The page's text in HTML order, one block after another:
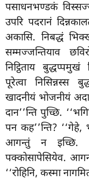
पसाधनभण्डकं
उपरि पदरानं
अकासि. निबद्धं
सम्मज्जन्तियाव
निट्ठिताय
पूरेत्वानिसिन्नस्स
खादनीयं भोजनीयं
दान’’न्ति पुच्छि.
पन कह’’न्ति? ‘‘गेहे,
आगन्तुं न इच्छि.
पक्कोसापेसियेव.
‘‘रोहिनि, कस्मा